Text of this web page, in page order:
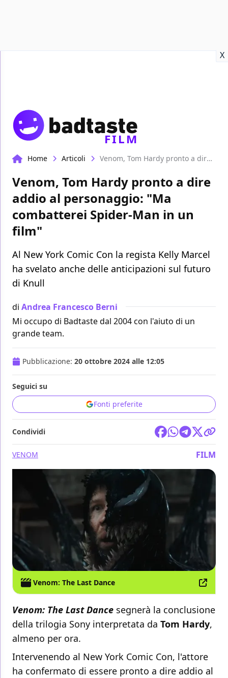
X
FILM
Home Articoli Venom, Tom Hardy pronto a dire addio al personaggio: "Ma combatterei Spider-Man in un film"
Venom, Tom Hardy pronto a dire
addio al personaggio: "Ma
combatterei Spider-Man in un
film"
Al New York Comic Con la regista Kelly Marcel
ha svelato anche delle anticipazioni sul futuro
di Knull
di Andrea Francesco Berni
Mi occupo di Badtaste dal 2004 con l'aiuto di un
grande team.
Pubblicazione: 20 ottobre 2024 alle 12:05
Seguici su
Fonti preferite
Condividi
VENOM FILM
Venom: The Last Dance
Venom: The Last Dance segnerà la conclusione
della trilogia Sony interpretata da Tom Hardy,
almeno per ora.
Intervenendo al New York Comic Con, l'attore
ha confermato di essere pronto a dire addio al